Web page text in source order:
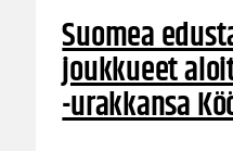
Suomea
joukkueet
-urakkansa